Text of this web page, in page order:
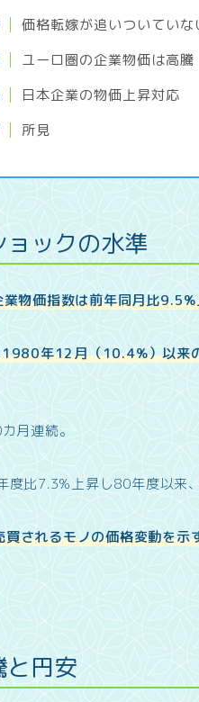
価格転嫁が追いついていな
ユーロ圏の企業物価は高騰
日本企業の物価上昇対応
所見
ックの水準
業物価指数は前年同月比
年12月（10.4%）以来
月連続。
度比7.3%上昇し80年度以来
されるモノの価格変動を
円安